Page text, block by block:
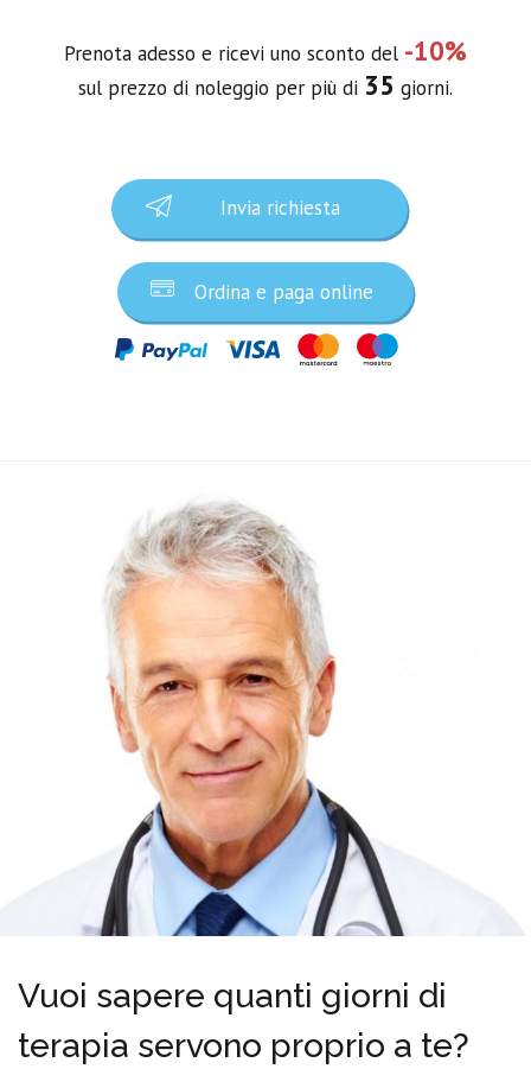
Prenota adesso e ricevi uno sconto del -10%
sul prezzo di noleggio per più di 35 giorni.
Invia richiesta
Ordina e paga online
Vuoi sapere quanti giorni di
terapia servono proprio a te?